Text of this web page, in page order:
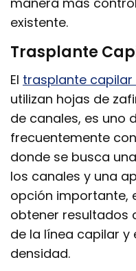
existente.
Trasplante
El trasplante capilar
utilizan hojas de
de canales, es uno
frecuentemente
donde se busca
los canales y una
opción importante,
obtener resultados
de la línea capilar y
densidad.